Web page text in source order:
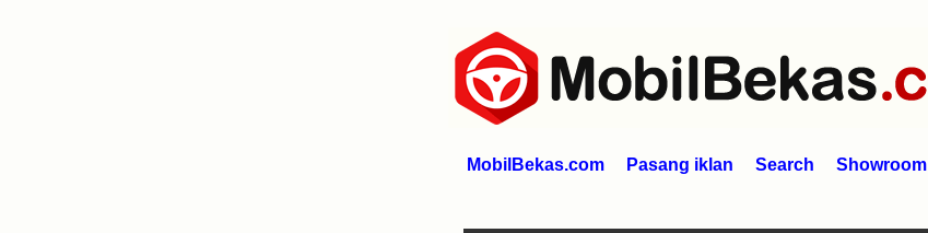
MobilBekas.com Pasang iklan Search Showroom